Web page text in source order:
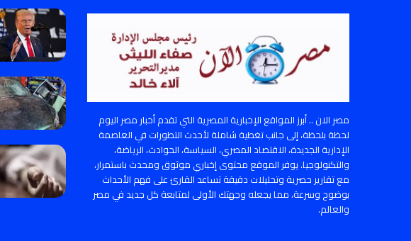
مصر الان .. أبرز المواقع الإخبارية المصرية التي تقدم أخبار مصر اليوم
لحظة بلحظة، إلى جانب تغطية شاملة لأحدث التطورات في العاصمة
الإدارية الجديدة، الاقتصاد المصري، السياسة، الحوادث، الرياضة،
والتكنولوجيا. يوفر الموقع محتوى إخباري موثوق ومحدث باستمرار،
مع تقارير حصرية وتحليلات دقيقة تساعد القارئ على فهم الأحداث
بوضوح وسرعة، مما يجعله وجهتك الأولى لمتابعة كل جديد في مصر
والعالم.